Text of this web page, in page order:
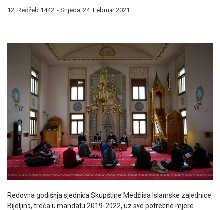
12. Redžeb 1442. - Srijeda, 24. Februar 2021.
Redovna godišnja sjednica Skupštine Medžlisa Islamske zajednice
Bijeljina, treća u mandatu 2019-2022, uz sve potrebne mjere